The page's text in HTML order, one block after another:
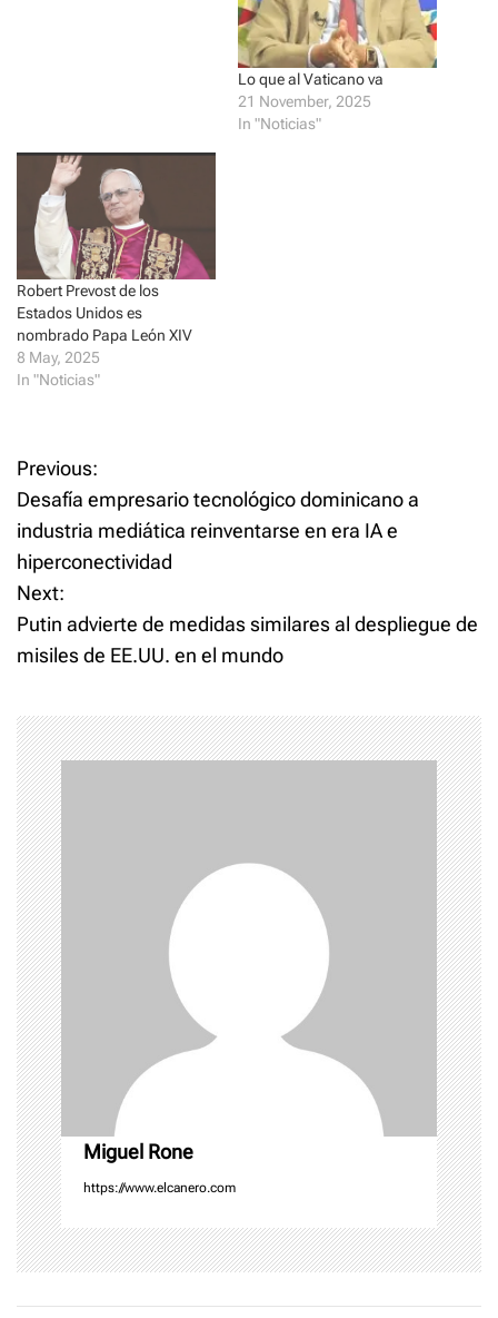
n
n
e
w
w
n
d
o
w
i
n
n
e
w
w
i
n
d
o
w
)
Lo que al Vaticano va
21 November, 2025
In "Noticias"
Robert Prevost de los
Estados Unidos es
nombrado Papa León XIV
8 May, 2025
In "Noticias"
P
o
s
t
n
a
v
i
g
a
t
i
o
n
Previous:
Desafía empresario tecnológico dominicano a
industria mediática reinventarse en era IA e
hiperconectividad
Next:
Putin advierte de medidas similares al despliegue de
misiles de EE.UU. en el mundo
Miguel Rone
https://www.elcanero.com